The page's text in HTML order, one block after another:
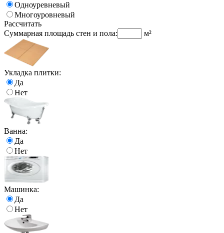
Одноуревневый
Многоуровневый
Рассчитать
Суммарная площадь стен и пола:
м²
Укладка плитки:
Да
Нет
Ванна:
Да
Нет
Машинка:
Да
Нет